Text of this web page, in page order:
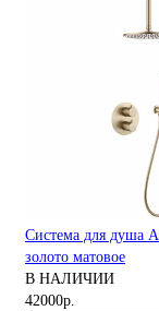
Система для душа
золото матовое
В НАЛИЧИИ
42000р.